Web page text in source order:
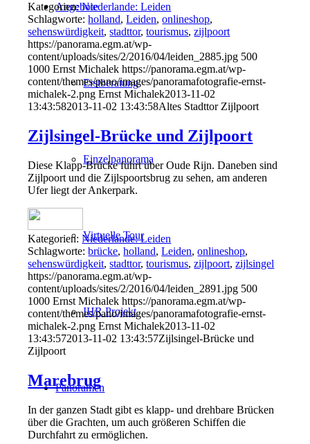
Angebote
Erstberatung
Einzelpanorama
Virtuelle Tour
IHR Projekt
Panoramen
Kategorien:Niederlande: Leiden
Schlagworte:holland,Leiden,onlineshop,
sehenswürdigkeit,stadttor,tourismus,zijlpoort
https://panorama.egm.at/wp-
content/uploads/sites/2/2016/04/leiden_2885.jpg 500
1000 Ernst Michalek https://panorama.egm.at/wp-
content/themes/pano/images/panoramafotografie-ernst-
michalek-2.png Ernst Michalek2013-11-02
13:43:582013-11-02 13:43:58Altes Stadttor Zijlpoort
Zijlsingel-Brücke und Zijlpoort
Diese Klapp-Brücke führt über Oude Rijn. Daneben sind
Zijlpoort und die Zijlspoortsbrug zu sehen, am anderen
Ufer liegt der Ankerpark.
Kategorien:Niederlande: Leiden
Schlagworte:brücke,holland,Leiden,onlineshop,
sehenswürdigkeit,stadttor,tourismus,zijlpoort,zijlsingel
https://panorama.egm.at/wp-
content/uploads/sites/2/2016/04/leiden_2891.jpg 500
1000 Ernst Michalek https://panorama.egm.at/wp-
content/themes/pano/images/panoramafotografie-ernst-
michalek-2.png Ernst Michalek2013-11-02
13:43:572013-11-02 13:43:57Zijlsingel-Brücke und
Zijlpoort
Marebrug
In der ganzen Stadt gibt es klapp- und drehbare Brücken
über die Grachten, um auch größeren Schiffen die
Durchfahrt zu ermöglichen.